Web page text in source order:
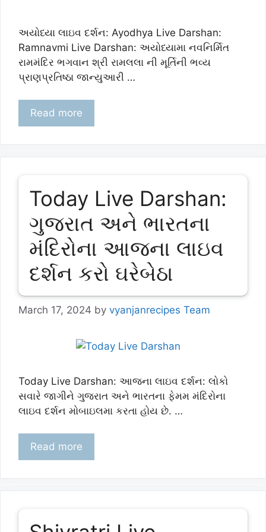
અયોધ્યા લાઇવ દર્શન: Ayodhya Live Darshan:
Ramnavmi Live Darshan: અયોધ્યામા નવનિર્મિત
રામમંદિર ભગવાન શ્રી રામલલા ની મૂર્તિની ભવ્ય
પ્રાણપ્રતિષ્ઠા જાન્યુઆરી …
Read more
Today Live Darshan:
ગુજરાત અને ભારતના
મંદિરોના આજના લાઇવ
દર્શન કરો ઘરેબેઠા
March 17, 2024 by vyanjanrecipes Team
Today Live Darshan: આજના લાઇવ દર્શન: લોકો
સવારે જાગીને ગુજરાત અને ભારતના ફેમમ મંદિરોના
લાઇવ દર્શન મોબાઇલમા કરતા હોય છે. …
Read more